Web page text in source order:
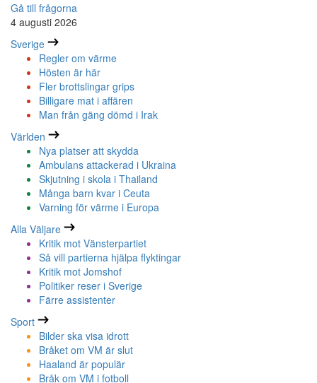
Gå till frågorna
4 augusti 2026
Sverige
Regler om värme
Hösten är här
Fler brottslingar grips
Billigare mat i affären
Man från gäng dömd i Irak
Världen
Nya platser att skydda
Ambulans attackerad i Ukraina
Skjutning i skola i Thailand
Många barn kvar i Ceuta
Varning för värme i Europa
Alla Väljare
Kritik mot Vänsterpartiet
Så vill partierna hjälpa flyktingar
Kritik mot Jomshof
Politiker reser i Sverige
Färre assistenter
Sport
Bilder ska visa idrott
Bråket om VM är slut
Haaland är populär
Bråk om VM i fotboll